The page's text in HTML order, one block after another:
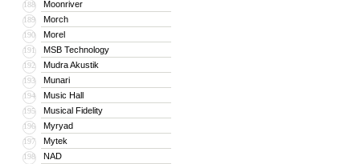
188 Moonriver
189 Morch
190 Morel
191 MSB Technology
192 Mudra Akustik
193 Munari
194 Music Hall
195 Musical Fidelity
196 Myryad
197 Mytek
198 NAD